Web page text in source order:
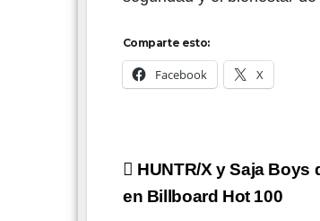
Comparte esto:
Facebook X
Navegación
de
HUNTR/X y Saja Boys
en Billboard Hot 100